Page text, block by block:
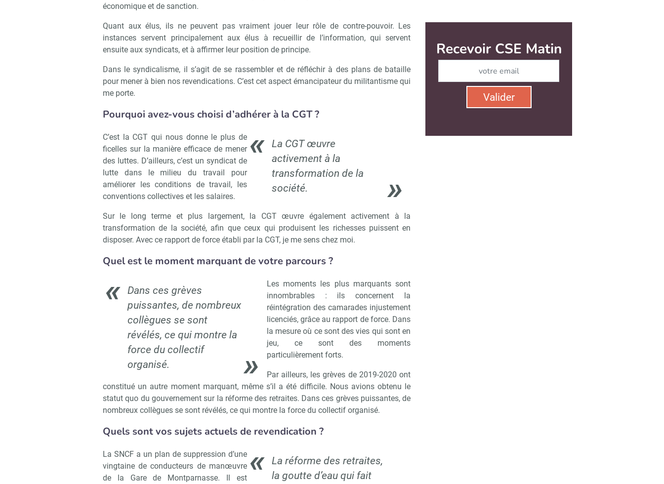
économique et de sanction.
Quant aux élus, ils ne peuvent pas vraiment jouer leur rôle de contre-pouvoir. Les
instances servent principalement aux élus à recueillir de l’information, qui servent
ensuite aux syndicats, et à affirmer leur position de principe.
Dans le syndicalisme, il s’agit de se rassembler et de réfléchir à des plans de bataille
pour mener à bien nos revendications. C’est cet aspect émancipateur du militantisme qui
me porte.
Pourquoi avez-vous choisi d’adhérer à la CGT ?
La CGT œuvre
activement à la
transformation de la
société.
C’est la CGT qui nous donne le plus de
ficelles sur la manière efficace de mener
des luttes. D’ailleurs, c’est un syndicat de
lutte dans le milieu du travail pour
améliorer les conditions de travail, les
conventions collectives et les salaires.
Sur le long terme et plus largement, la CGT œuvre également activement à la
transformation de la société, afin que ceux qui produisent les richesses puissent en
disposer. Avec ce rapport de force établi par la CGT, je me sens chez moi.
Quel est le moment marquant de votre parcours ?
Dans ces grèves
puissantes, de nombreux
collègues se sont
révélés, ce qui montre la
force du collectif
organisé.
Les moments les plus marquants sont
innombrables : ils concernent la
réintégration des camarades injustement
licenciés, grâce au rapport de force. Dans
la mesure où ce sont des vies qui sont en
jeu, ce sont des moments
particulièrement forts.
Par ailleurs, les grèves de 2019-2020 ont
constitué un autre moment marquant, même s’il a été difficile. Nous avions obtenu le
statut quo du gouvernement sur la réforme des retraites. Dans ces grèves puissantes, de
nombreux collègues se sont révélés, ce qui montre la force du collectif organisé.
Quels sont vos sujets actuels de revendication ?
La réforme des retraites,
la goutte d’eau qui fait
La SNCF a un plan de suppression d’une
vingtaine de conducteurs de manœuvre
de la Gare de Montparnasse. Il est
Recevoir CSE Matin Abonnez-vous à notre newsletter
Non merci, je reçois déjà !